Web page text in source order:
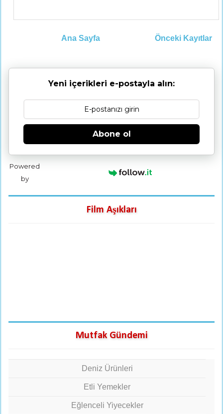
Önceki Kayıtlar
Ana Sayfa
Yeni içerikleri e-postayla alın:
Abone ol
Powered
by
Film Aşıkları
Mutfak Gündemi
Deniz Ürünleri
Etli Yemekler
Eğlenceli Yiyecekler